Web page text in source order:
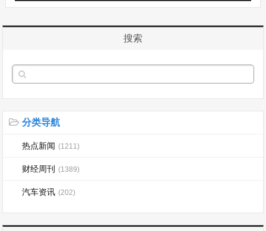
搜索
分类导航
热点新闻 (1211)
财经周刊 (1389)
汽车资讯 (202)